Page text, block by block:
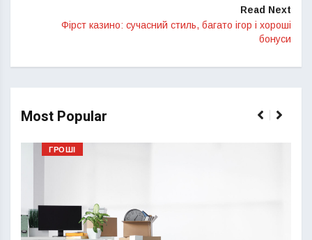
Read Next
Фірст казино: сучасний стиль, багато ігор і хороші
бонуси
Most Popular
ГРОШІ